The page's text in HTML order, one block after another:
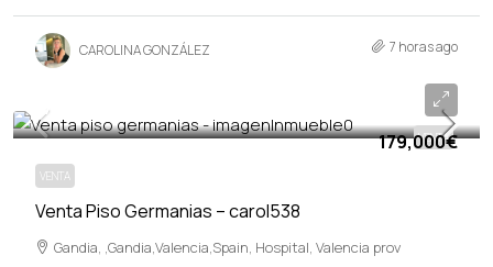
CAROLINA GONZÁLEZ 7 horas ago
VENTA
179,000€
VENTA
Venta Piso Germanias – carol538
179,000€
Gandia, ,Gandia,Valencia,Spain, Hospital, Valencia prov